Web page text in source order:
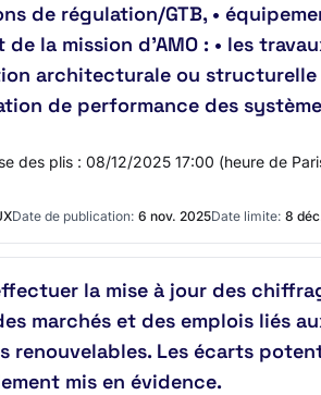
de régulation/GTB, •
la mission d’AMO : • les
architecturale ou
de performance des
des plis : 08/12/2025 17:00 (heure de
Date de publication: 6 nov. 2025Date limite: 8
la mise à jour des
marchés et des emplois liés
Les écarts
mis en évidence.